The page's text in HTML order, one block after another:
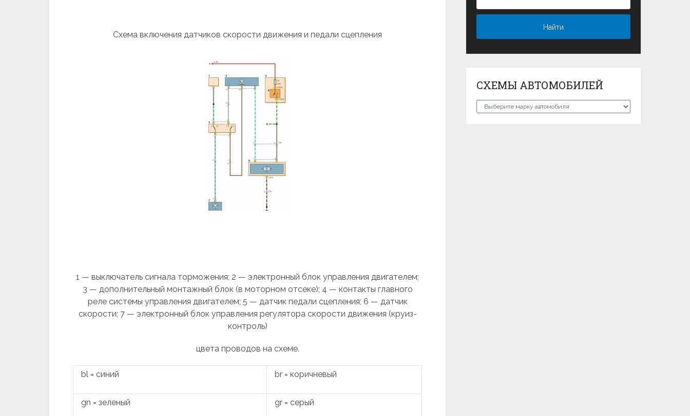
Схема включения датчиков скорости движения и педали сцепления
1 — выключатель сигнала торможения; 2 — элек­тронный блок управления двигателем;
3 — дополнительный монтажный блок (в моторном отсеке); 4 — контакты главного
реле системы управления двигателем; 5 — датчик педали сцеп­ления; 6 — датчик
скорости; 7 — электронный блок управления регулятора скорости движения (круиз-
контроль)
цвета проводов на схеме.
bl = синий br = коричневый
gn = зеленый gr = серый
СХЕМЫ АВТОМОБИЛЕЙ
Схемы